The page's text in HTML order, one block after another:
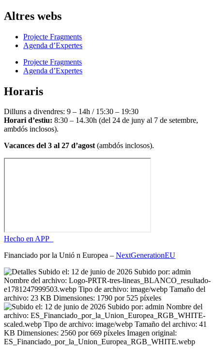
Altres webs
Projecte Fragments
Agenda d’Expertes
Projecte Fragments
Agenda d’Expertes
Horaris
Dilluns a divendres: 9 – 14h / 15:30 – 19:30
Horari d’estiu: 8:30 – 14.30h (del 24 de juny al 7 de setembre,
ambdós inclosos).
Vacances del 3 al 27 d’agost(ambdós inclosos).
Hecho en APP_
Financiado por la Unió n Europea – NextGenerationEU